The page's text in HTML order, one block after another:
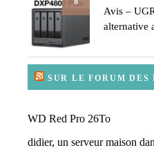
Avis –
alternative
SUR LE FORUM DES
WD Red Pro 26To
didier, un serveur maison